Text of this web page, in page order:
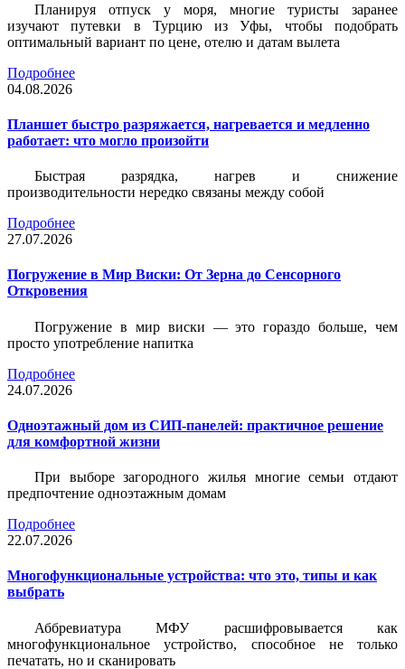
Планируя отпуск у моря, многие туристы заранее
изучают путевки в Турцию из Уфы, чтобы подобрать
оптимальный вариант по цене, отелю и датам вылета
Подробнее
04.08.2026
Планшет быстро разряжается, нагревается и медленно
работает: что могло произойти
Быстрая разрядка, нагрев и снижение
производительности нередко связаны между собой
Подробнее
27.07.2026
Погружение в Мир Виски: От Зерна до Сенсорного
Откровения
Погружение в мир виски — это гораздо больше, чем
просто употребление напитка
Подробнее
24.07.2026
Одноэтажный дом из СИП-панелей: практичное решение
для комфортной жизни
При выборе загородного жилья многие семьи отдают
предпочтение одноэтажным домам
Подробнее
22.07.2026
Многофункциональные устройства: что это, типы и как
выбрать
Аббревиатура МФУ расшифровывается как
многофункциональное устройство, способное не только
печатать, но и сканировать